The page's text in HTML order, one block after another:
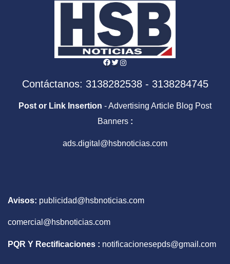
Facebook
Twitter
Instagram
Contáctanos: 3138282538 - 3138284745
Post or Link Insertion - Advertising Article Blog Post
Banners :
ads.digital@hsbnoticias.com
Avisos: publicidad@hsbnoticias.com
comercial@hsbnoticias.com
PQR Y Rectificaciones : notificacionesepds@gmail.com